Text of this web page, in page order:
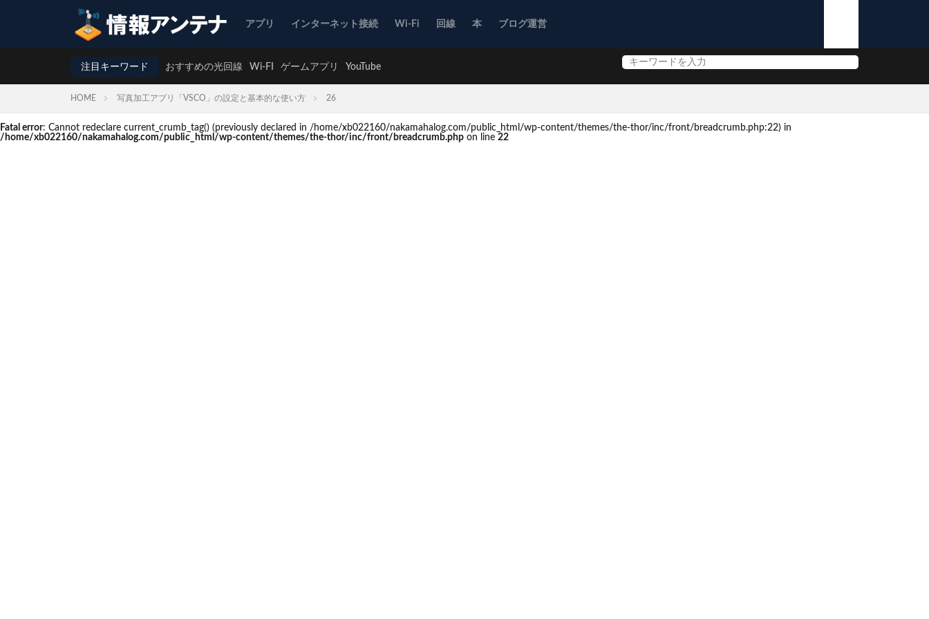
アプリ インターネット接続 Wi-Fi 回線 本 ブログ運営
注目キーワード おすすめの光回線 Wi-FI ゲームアプリ YouTube
HOME 写真加工アプリ「VSCO」の設定と基本的な使い方 26
Fatal error: Cannot redeclare current_crumb_tag() (previously declared in /home/xb022160/nakamahalog.com/public_html/wp-content/themes/the-thor/inc/front/breadcrumb.php:22) in
/home/xb022160/nakamahalog.com/public_html/wp-content/themes/the-thor/inc/front/breadcrumb.php on line 22